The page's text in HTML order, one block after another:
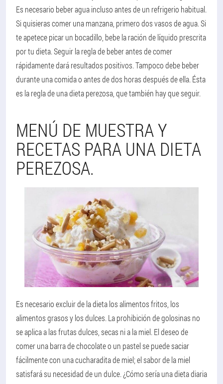
Es necesario beber agua incluso antes de un refrigerio habitual.
Si quisieras comer una manzana, primero dos vasos de agua. Si
te apetece picar un bocadillo, bebe la ración de líquido prescrita
por tu dieta. Seguir la regla de beber antes de comer
rápidamente dará resultados positivos. Tampoco debe beber
durante una comida o antes de dos horas después de ella. Ésta
es la regla de una dieta perezosa, que también hay que seguir.
MENÚ DE MUESTRA Y
RECETAS PARA UNA DIETA
PEREZOSA.
Es necesario excluir de la dieta los alimentos fritos, los
alimentos grasos y los dulces. La prohibición de golosinas no
se aplica a las frutas dulces, secas ni a la miel. El deseo de
comer una barra de chocolate o un pastel se puede saciar
fácilmente con una cucharadita de miel; el sabor de la miel
satisfará su necesidad de un dulce. ¿Cómo sería una dieta diaria